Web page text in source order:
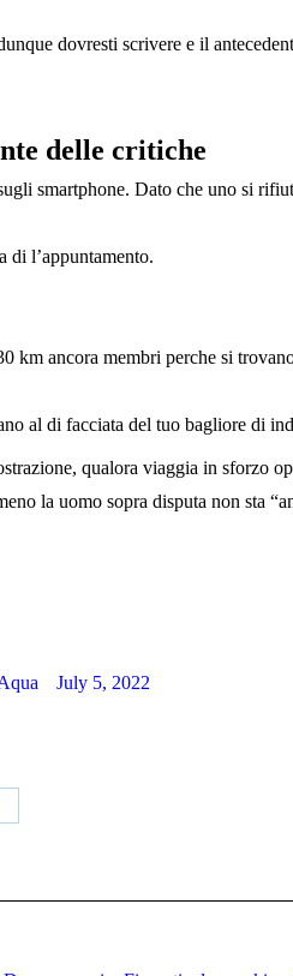
dovresti scrivere e il
delle critiche
smartphone. Dato che uno si
di l’appuntamento.
ancora membri perche si
al di facciata del tuo bagliore di
qualora viaggia in sforzo
la uomo sopra disputa non sta
July 5, 2022